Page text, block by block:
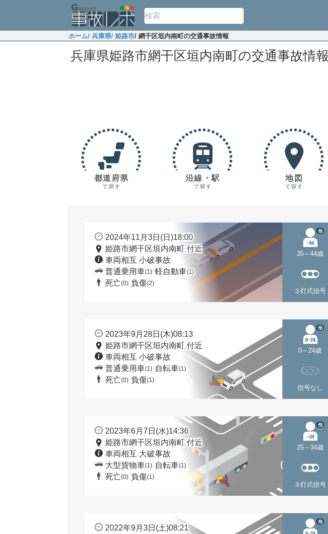
ホーム/ 兵庫県/ 姫路市/ 網干区垣内南町の交通事故情報
兵庫県姫路市網干区垣内南町の交通事故情報
都道府県
で探す
沿線・駅
で探す
地図
で探す
2024年11月3日(日)18:00
姫路市網干区垣内南町 付近
車両相互 小破事故
普通乗用車(1) 軽自動車(1)
死亡(0) 負傷(2)
35～44歳
他
３灯式信号
2023年9月28日(木)08:13
姫路市網干区垣内南町 付近
車両相互 小破事故
普通乗用車(1) 自転車(1)
死亡(0) 負傷(1)
0～24歳
他
信号なし
2023年6月7日(水)14:36
姫路市網干区垣内南町 付近
車両相互 大破事故
大型貨物車(1) 自転車(1)
死亡(0) 負傷(1)
25～34歳
他
３灯式信号
2022年9月3日(土)08:21
他